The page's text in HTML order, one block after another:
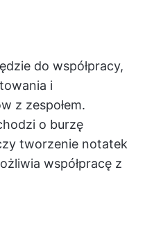
do współpracy,
i
z zespołem.
o burzę
tworzenie notatek
współpracę z